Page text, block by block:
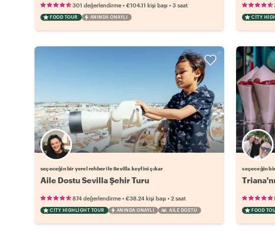
301 değerlendirme • €104.11 kişi başı • 3 saat
FOOD TOUR ANINDA ONAYLI CITY
Favori yerel rehberini seç
seçeceğin bir yerel rehber ile Sevilla keyfini çıkar
Aile Dostu Sevilla Şehir Turu
874 değerlendirme • €38.24 kişi başı • 2 saat
CITY HIGHLIGHT TOUR ANINDA ONAYLI AILE DOSTU
seçeceğin
FOOD